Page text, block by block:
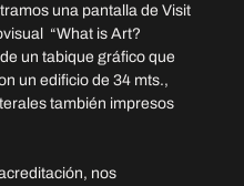
una pantalla de Visit
“What is Art?
un tabique gráfico que
un edificio de 34 mts.,
también impresos
nos